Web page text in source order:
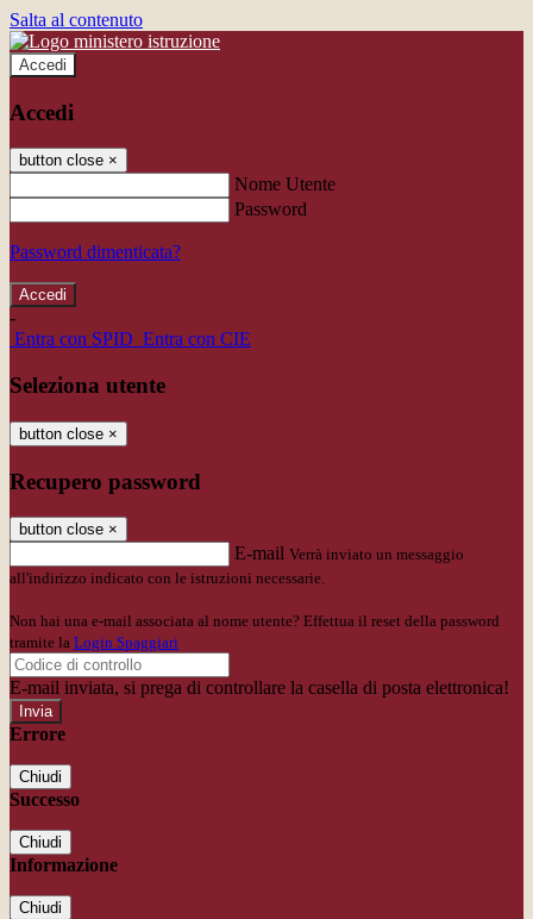
Salta al contenuto
Accedi
Accedi
button close ×
Nome Utente
Password
Password dimenticata?
-
Entra con SPID Entra con CIE
Seleziona utente
button close ×
Recupero password
button close ×
E-mail Verrà inviato un messaggio
all'indirizzo indicato con le istruzioni necessarie.
Non hai una e-mail associata al nome utente? Effettua il reset della password
tramite la Login Spaggiari
E-mail inviata, si prega di controllare la casella di posta elettronica!
Errore
Chiudi
Successo
Chiudi
Informazione
Chiudi